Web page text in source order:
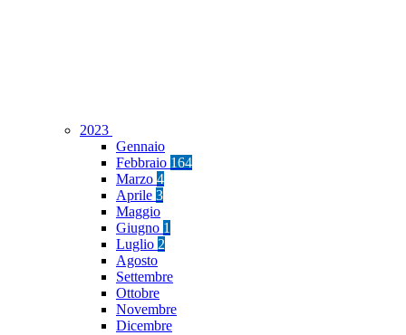
2023
Gennaio
Febbraio 164
Marzo 4
Aprile 3
Maggio
Giugno 1
Luglio 2
Agosto
Settembre
Ottobre
Novembre
Dicembre